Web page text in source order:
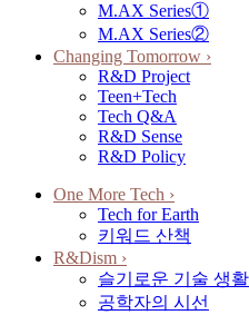
M.AX Series①
M.AX Series②
Changing Tomorrow ›
R&D Project
Teen+Tech
Tech Q&A
R&D Sense
R&D Policy
One More Tech ›
Tech for Earth
키워드 산책
R&Dism ›
슬기로운 기술 생활
공학자의 시선